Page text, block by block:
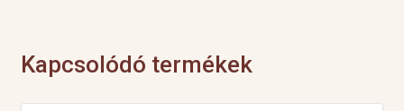
Kapcsolódó termékek